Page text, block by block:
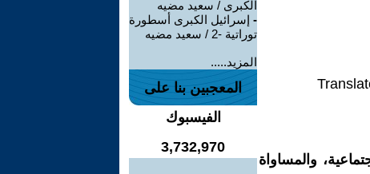
والمساواة
الكبرى / سعيد مضيه
- إسرائيل الكبرى أسطورة
توراتية -2 / سعيد مضيه
المزيد.....
المعجبين بنا على
الفيسبوك
3,732,970